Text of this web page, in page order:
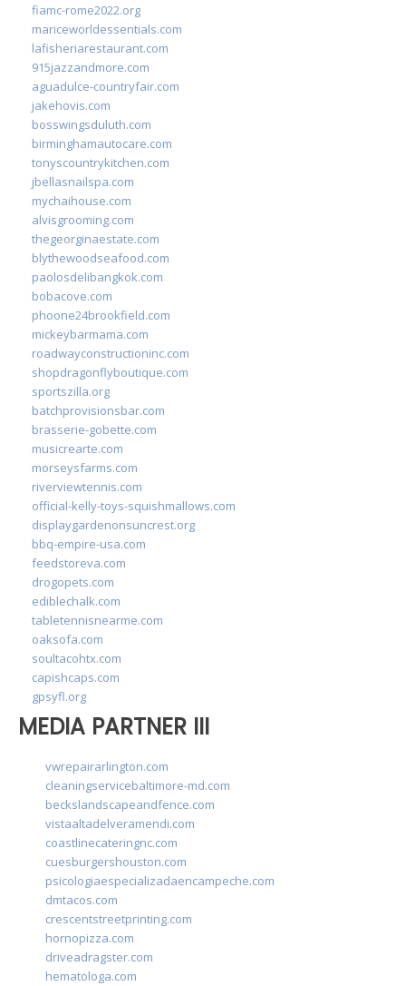
fiamc-rome2022.org
mariceworldessentials.com
lafisheriarestaurant.com
915jazzandmore.com
aguadulce-countryfair.com
jakehovis.com
bosswingsduluth.com
birminghamautocare.com
tonyscountrykitchen.com
jbellasnailspa.com
mychaihouse.com
alvisgrooming.com
thegeorginaestate.com
blythewoodseafood.com
paolosdelibangkok.com
bobacove.com
phoone24brookfield.com
mickeybarmama.com
roadwayconstructioninc.com
shopdragonflyboutique.com
sportszilla.org
batchprovisionsbar.com
brasserie-gobette.com
musicrearte.com
morseysfarms.com
riverviewtennis.com
official-kelly-toys-squishmallows.com
displaygardenonsuncrest.org
bbq-empire-usa.com
feedstoreva.com
drogopets.com
ediblechalk.com
tabletennisnearme.com
oaksofa.com
soultacohtx.com
capishcaps.com
gpsyfl.org
MEDIA PARTNER III
vwrepairarlington.com
cleaningservicebaltimore-md.com
beckslandscapeandfence.com
vistaaltadelveramendi.com
coastlinecateringnc.com
cuesburgershouston.com
psicologiaespecializadaencampeche.com
dmtacos.com
crescentstreetprinting.com
hornopizza.com
driveadragster.com
hematologa.com